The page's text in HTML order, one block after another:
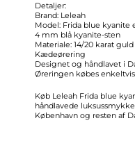
Detaljer:
Brand: Leleah
Model: Frida blue kyanite
4 mm blå kyanite-sten
Materiale: 14/20 karat
Kædeørering
Designet og håndlavet i
Øreringen købes enkeltvis
Køb Leleah Frida blue
håndlavede
København og resten af